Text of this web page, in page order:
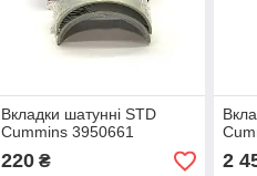
Вкладки шатунні STD
Cummins 3950661
220₴ 2